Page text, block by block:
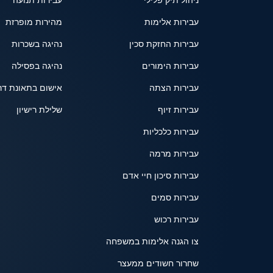
עבירות אלימות
עבירות החזקת סכין
עבירות הימורים
עבירות הצתה
עבירות זיוף
עבירות כלכליות
עבירות מרמה
עבירות סיכון חיי אדם
עבירות סמים
עבירות רכוש
צו הגנה אלימות במשפחה
שחרור חשודים ממעצר
מהירות מופרזת
נהיגה בשכרות
נהיגה בפסילה
אישום בתאונת
שלילת רישיון